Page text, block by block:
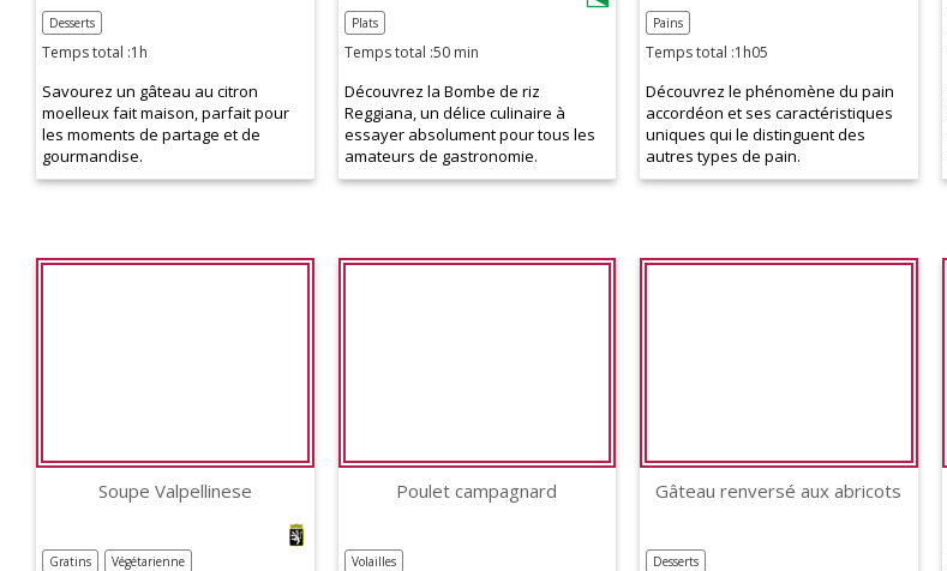
Temps total :1h
Desserts
Savourez un gâteau au citron
moelleux fait maison, parfait pour
les moments de partage et de
gourmandise.
Temps total :50 min
Plats
Découvrez la Bombe de riz
Reggiana, un délice culinaire à
essayer absolument pour tous les
amateurs de gastronomie.
Temps total :1h05
Pains
Découvrez le phénomène du pain
accordéon et ses caractéristiques
uniques qui le distinguent des
autres types de pain.
Soupe Valpellinese
Gratins Végétarienne
Poulet campagnard
Volailles
Gâteau renversé aux abricots
Desserts